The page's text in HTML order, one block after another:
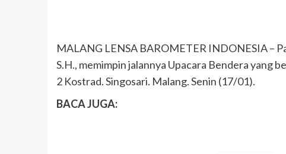
MALANG LENSA BAROMETER INDONESIA –
S.H., memimpin jalannya Upacara Bendera yang
2 Kostrad. Singosari. Malang. Senin (17/01).
BACA JUGA: